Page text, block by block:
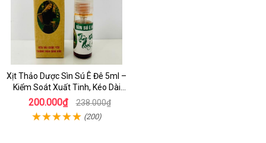
Xịt Thảo Dược Sìn Sú Ê Đê 5ml –
Kiểm Soát Xuất Tinh, Kéo Dài
Cuộc Yêu Hiệu Quả
200.000₫ 238.000₫
(200)